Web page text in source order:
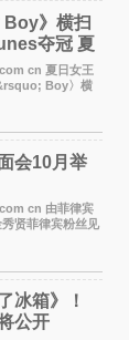
Boy》横扫
夺冠 夏
cn 夏日女王
Boy〉横
的热烈反响。
专辑《Velvet
会10月举
cn 由菲律宾
贤菲律宾粉丝见
Mall of
规模达2万人。
冰箱》！
公开